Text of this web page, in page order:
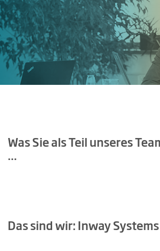
Was Sie als Teil unseres
...
Das sind wir: Inway Systems